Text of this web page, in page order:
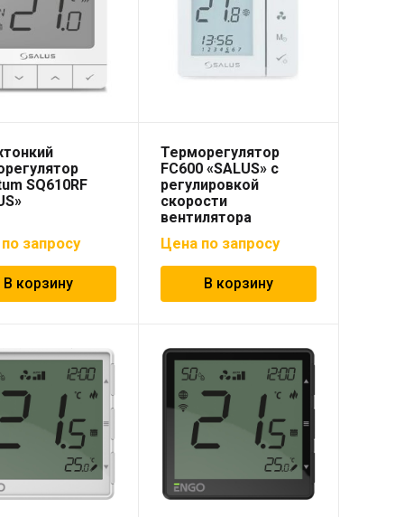
SQ610RF
запросу
В корзину
Терморегулятор
FC600 «SALUS» с
регулировкой
скорости
вентилятора
Цена по запросу
В корзину